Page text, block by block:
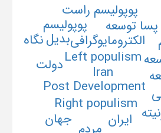
Iran
Left populism
Post Development
Right populism
الکترومایوگرافی
ایران
پسا توسعه پوپولیسم
پوپولیسم راست
بدیل
جهان
دولت
نگاه